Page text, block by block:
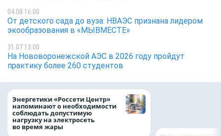
04.08 16:00
От детского сада до вуза: НВАЭС признана лидером
экообразования в «МЫВМЕСТЕ»
31.07 13:00
На Нововоронежской АЭС в 2026 году пройдут
практику более 260 студентов
Энергетики «Россети Центр»
напоминают о необходимости
соблюдать допустимую
нагрузку на электросеть
во время жары